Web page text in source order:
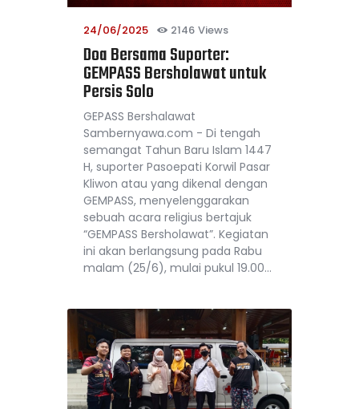
24/06/2025 2146 Views
Doa Bersama Suporter:
GEMPASS Bersholawat untuk
Persis Solo
GEPASS Bershalawat
Sambernyawa.com - Di tengah
semangat Tahun Baru Islam 1447
H, suporter Pasoepati Korwil Pasar
Kliwon atau yang dikenal dengan
GEMPASS, menyelenggarakan
sebuah acara religius bertajuk
“GEMPASS Bersholawat”. Kegiatan
ini akan berlangsung pada Rabu
malam (25/6), mulai pukul 19.00…